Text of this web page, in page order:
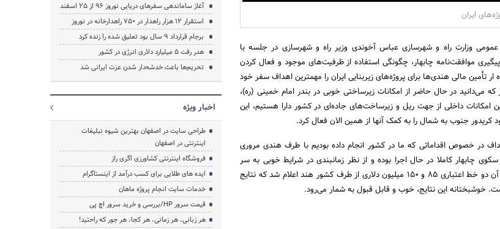
ایران
وزارت راه و شهرسازی عباس آخوندی وزیر راه و شهرسازی در جلسه با
موافقت‌نامه چابهار، چگونگی استفاده از ظرفیت‌های موجود و فعال کردن
تأمین مالی هندی‌ها برای پروژه‌های زیربنایی ایران را مهمترین اهداف سفر خود
می‌دانید در حال حاضر از امکانات زیرساختی خوبی در بندر امام خمینی (ره)،
امکانات داخلی از جهت ریل و زیرساخت‌های جاده‌ای در کشور دارا هستیم، این
کریدور جنوب به شمال را به کمک آنها از همین الان فعال کرد.
در خصوص اقداماتی که ما در کشور انجام داده بودیم با طرف هندی مروری
چابهار کاملا در حال اجرا بوده و از نظر زمانبندی در شرایط خوبی به سر
می‌برد، ارائه کرده و گفتیم که برای تجهیز آن دو خط اعتباری 85 و 150 میلیون دلاری از طرف کشور هند اعلام شد که نتایج
خوشبختانه این نتایج، خوب و قابل قبول به شمار می‌رود.
آغاز ساماندهی سفرهای دریایی نوروز ۹۶ از ۲۵ اسفند‌
استقرار ۱۲ هزار راهدار در ۷۵۰ راهدارخانه در نوروز
برجام قرارداد ۹ سال بود تعلیق شده را زنده کرد
هدر رفت ۵ میلیارد دلاری انرژی در کشور
تحریم‌ها باعث خدشه‌دار شدن عزت ایرانی شد
اخبار ویژه
طراحی سایت در اصفهان بهترین شیوه تبلیغات
اینترنتی در اصفهان
فروشگاه اینترنتی کشاورزی اگری راز
ایده های طلایی برای کسب درآمد از اینستاگرام
خدمات سایت انجام پروژه ماهان
قیمت سرور HP/بررسی و خرید سرور اچ پی
هر زبانی، هر زمانی، هر کجا، هر جور که راحتید!